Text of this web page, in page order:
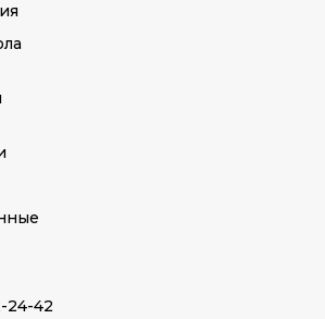
24-42